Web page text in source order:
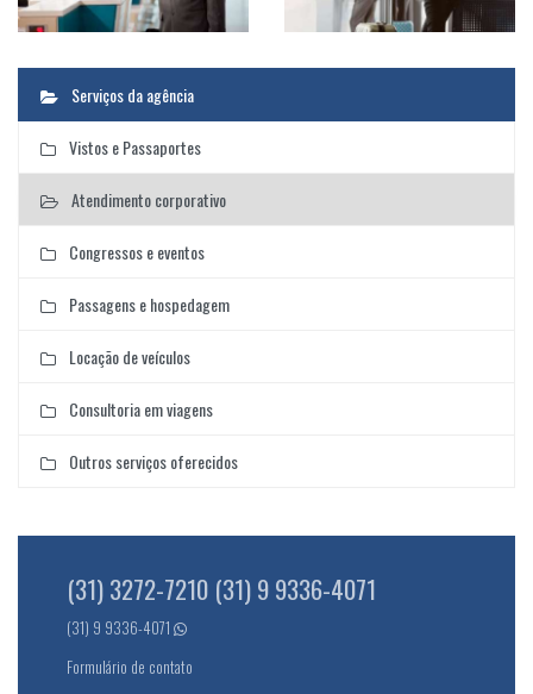
Serviços da agência
Vistos e Passaportes
Atendimento corporativo
Congressos e eventos
Passagens e hospedagem
Locação de veículos
Consultoria em viagens
Outros serviços oferecidos
(31) 3272-7210 (31) 9 9336-4071
(31) 9 9336-4071
Formulário de contato